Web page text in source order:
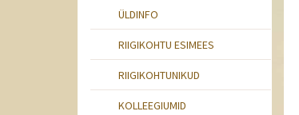
ÜLDINFO
RIIGIKOHTU ESIMEES
RIIGIKOHTUNIKUD
KOLLEEGIUMID